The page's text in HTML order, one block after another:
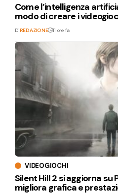
Come l’intelligenza
modo di creare i
DiREDAZIONE 11 ore fa
VIDEOGIOCHI
Silent Hill 2 si aggiorna su
migliora grafica e